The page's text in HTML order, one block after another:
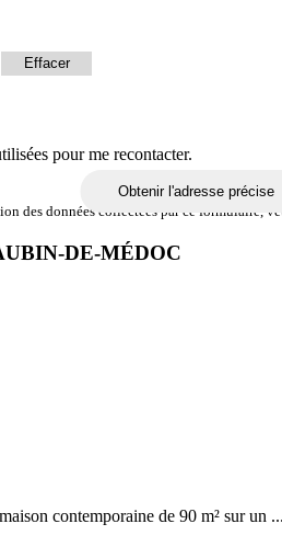
Effacer
pour me recontacter.
des données collectées par ce formulaire,
Obtenir l'adresse précise
DE-MÉDOC
contemporaine de 90 m² sur un ...